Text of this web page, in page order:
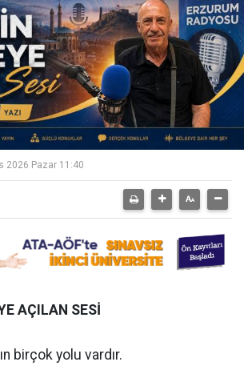
2026 Pazar 11:40
AÇILAN SESİ
birçok yolu vardır.